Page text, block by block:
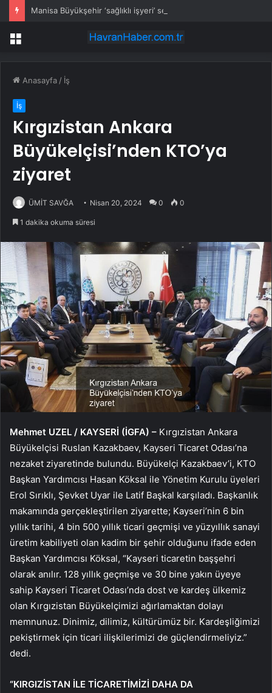
Manisa Büyükşehir ‘sağlıklı işyeri’ sertifikasına kavuştu
Menü
Anasayfa / İş
İş
Kırgızistan Ankara
Büyükelçisi’nden KTO’ya
ziyaret
ÜMİT SAVĞA Nisan 20, 2024 0 0
1 dakika okuma süresi
Mehmet UZEL / KAYSERİ (İGFA) – Kırgızistan Ankara
Büyükelçisi Ruslan Kazakbaev, Kayseri Ticaret Odası’na
nezaket ziyaretinde bulundu. Büyükelçi Kazakbaev’i, KTO
Başkan Yardımcısı Hasan Köksal ile Yönetim Kurulu üyeleri
Erol Sırıklı, Şevket Uyar ile Latif Başkal karşıladı. Başkanlık
makamında gerçekleştirilen ziyarette; Kayseri’nin 6 bin
yıllık tarihi, 4 bin 500 yıllık ticari geçmişi ve yüzyıllık sanayi
üretim kabiliyeti olan kadim bir şehir olduğunu ifade eden
Başkan Yardımcısı Köksal, “Kayseri ticaretin başşehri
olarak anılır. 128 yıllık geçmişe ve 30 bine yakın üyeye
sahip Kayseri Ticaret Odası’nda dost ve kardeş ülkemiz
olan Kırgızistan Büyükelçimizi ağırlamaktan dolayı
memnunuz. Dinimiz, dilimiz, kültürümüz bir. Kardeşliğimizi
pekiştirmek için ticari ilişkilerimizi de güçlendirmeliyiz.”
dedi.
“KIRGIZİSTAN İLE TİCARETİMİZİ DAHA DA